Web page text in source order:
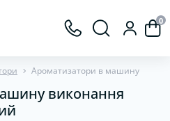
0
Ароматизатори в машину
виконання